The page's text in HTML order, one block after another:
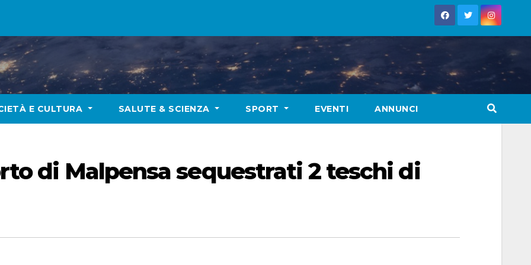
E CULTURA SALUTE & SCIENZA SPORT EVENTI ANNUNCI
di Malpensa sequestrati 2 teschi di